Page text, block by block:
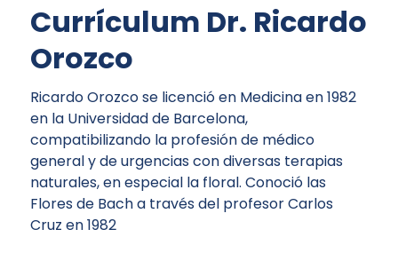
Currículum Dr. Ricardo
Orozco
Ricardo Orozco se licenció en Medicina en 1982
en la Universidad de Barcelona,
compatibilizando la profesión de médico
general y de urgencias con diversas terapias
naturales, en especial la floral. Conoció las
Flores de Bach a través del profesor Carlos
Cruz en 1982